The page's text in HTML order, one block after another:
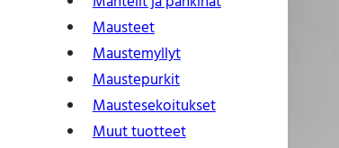
Mausteet
Maustemyllyt
Maustepurkit
Mauste­sekoitukset
Muut tuotteet